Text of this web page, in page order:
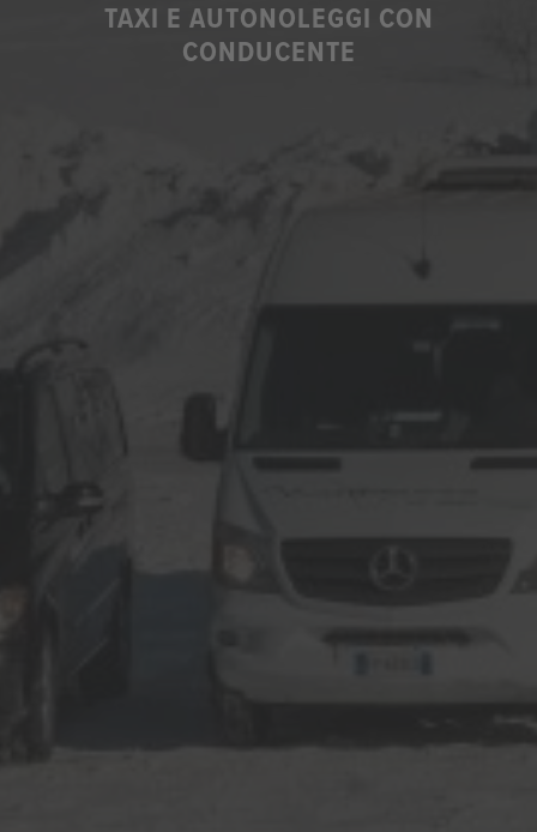
TAXI E AUTONOLEGGI CON
CONDUCENTE